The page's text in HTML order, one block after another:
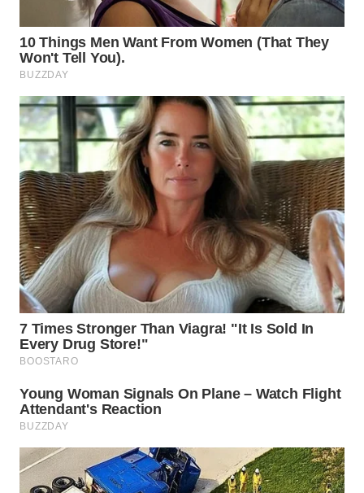
WN
SIMALUNGUN
LABUHANBATU
WN
TAPANULI
TENGAH
WN DELI
SERDANG
WN
TEBING
TINGGI
WN
WN
WN